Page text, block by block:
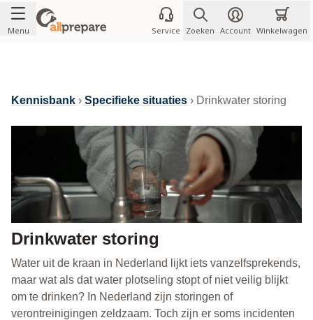
Ga naar de inhoud
Menu Service Zoeken Account Winkelwagen
Kennisbank › Specifieke situaties › Drinkwater storing
Drinkwater storing
Water uit de kraan in Nederland lijkt iets vanzelfsprekends,
maar wat als dat water plotseling stopt of niet veilig blijkt
om te drinken? In Nederland zijn storingen of
verontreinigingen zeldzaam. Toch zijn er soms incidenten